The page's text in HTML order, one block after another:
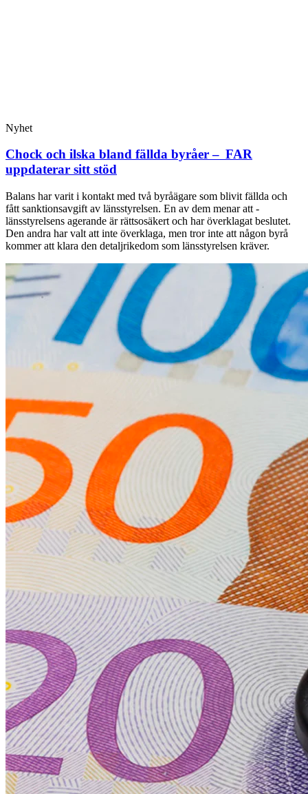
Nyhet
Chock och ilska bland fällda byråer – FAR
uppdaterar sitt stöd
Balans har varit i kontakt med två byråägare som blivit fällda och
fått sanktionsavgift av länsstyrelsen. En av dem menar att ­
länsstyrelsens agerande är rättsosäkert och har överklagat beslutet.
Den andra har valt att inte överklaga, men tror inte att någon byrå
kommer att klara den detaljrikedom som länsstyrelsen kräver.